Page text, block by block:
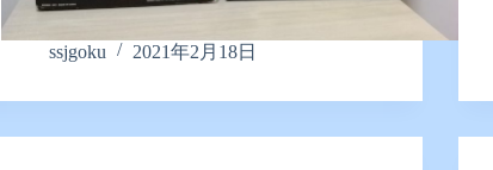
ssjgoku 2021年2月18日